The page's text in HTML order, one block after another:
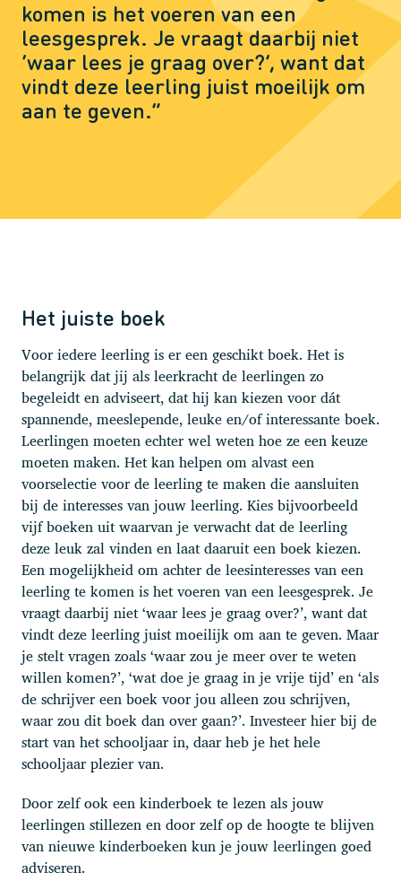
komen is het voeren van een
leesgesprek. Je vraagt daarbij niet
‘waar lees je graag over?’, want dat
vindt deze leerling juist moeilijk om
aan te geven.”
Het juiste boek
Voor iedere leerling is er een geschikt boek. Het is
belangrijk dat jij als leerkracht de leerlingen zo
begeleidt en adviseert, dat hij kan kiezen voor dát
spannende, meeslepende, leuke en/of interessante boek.
Leerlingen moeten echter wel weten hoe ze een keuze
moeten maken. Het kan helpen om alvast een
voorselectie voor de leerling te maken die aansluiten
bij de interesses van jouw leerling. Kies bijvoorbeeld
vijf boeken uit waarvan je verwacht dat de leerling
deze leuk zal vinden en laat daaruit een boek kiezen.
Een mogelijkheid om achter de leesinteresses van een
leerling te komen is het voeren van een leesgesprek. Je
vraagt daarbij niet ‘waar lees je graag over?’, want dat
vindt deze leerling juist moeilijk om aan te geven. Maar
je stelt vragen zoals ‘waar zou je meer over te weten
willen komen?’, ‘wat doe je graag in je vrije tijd’ en ‘als
de schrijver een boek voor jou alleen zou schrijven,
waar zou dit boek dan over gaan?’. Investeer hier bij de
start van het schooljaar in, daar heb je het hele
schooljaar plezier van.
Door zelf ook een kinderboek te lezen als jouw
leerlingen stillezen en door zelf op de hoogte te blijven
van nieuwe kinderboeken kun je jouw leerlingen goed
adviseren.